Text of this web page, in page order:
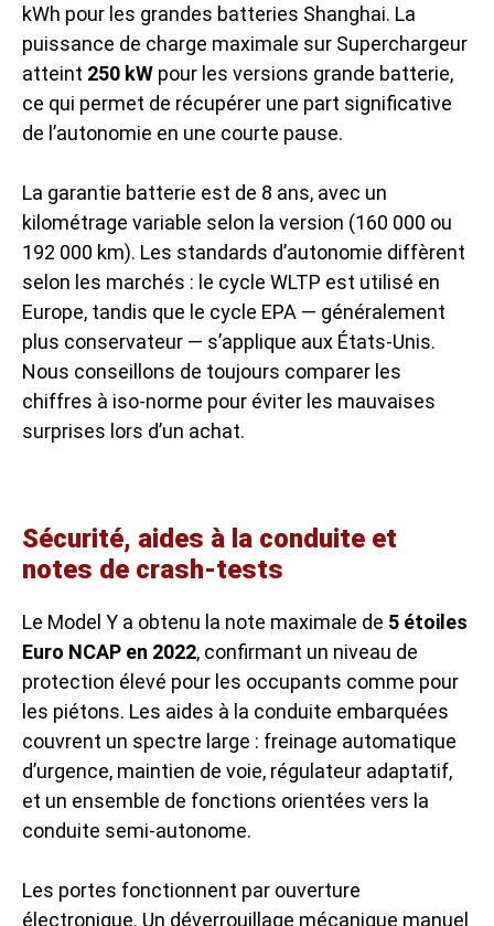
kWh pour les grandes batteries Shanghai. La
puissance de charge maximale sur Superchargeur
atteint 250 kW pour les versions grande batterie,
ce qui permet de récupérer une part significative
de l’autonomie en une courte pause.
La garantie batterie est de 8 ans, avec un
kilométrage variable selon la version (160 000 ou
192 000 km). Les standards d’autonomie diffèrent
selon les marchés : le cycle WLTP est utilisé en
Europe, tandis que le cycle EPA — généralement
plus conservateur — s’applique aux États-Unis.
Nous conseillons de toujours comparer les
chiffres à iso-norme pour éviter les mauvaises
surprises lors d’un achat.
Sécurité, aides à la conduite et
notes de crash-tests
Le Model Y a obtenu la note maximale de 5 étoiles
Euro NCAP en 2022, confirmant un niveau de
protection élevé pour les occupants comme pour
les piétons. Les aides à la conduite embarquées
couvrent un spectre large : freinage automatique
d’urgence, maintien de voie, régulateur adaptatif,
et un ensemble de fonctions orientées vers la
conduite semi-autonome.
Les portes fonctionnent par ouverture
électronique. Un déverrouillage mécanique manuel